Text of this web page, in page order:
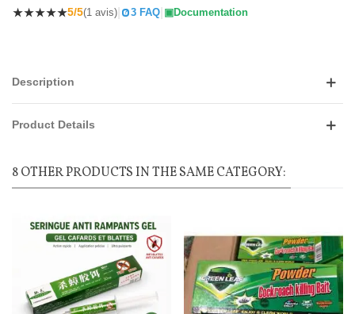
5/5(1 avis) 3 FAQ Documentation
Description
Product Details
8 OTHER PRODUCTS IN THE SAME CATEGORY: